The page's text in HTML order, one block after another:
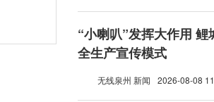
“小喇叭”发挥大作用
全生产宣传模式
无线泉州 新闻 2026-08-08